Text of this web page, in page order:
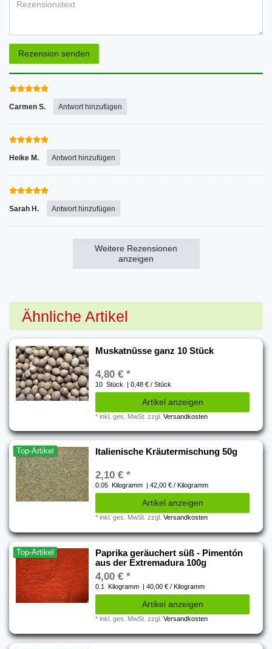
Rezension senden
Carmen S. Antwort hinzufügen
Heike M. Antwort hinzufügen
Sarah H. Antwort hinzufügen
Weitere Rezensionen
anzeigen
Ähnliche Artikel
Muskatnüsse ganz 10 Stück
4,80 € *
10 Stück | 0,48 € / Stück
Artikel anzeigen
*inkl. ges. MwSt. zzgl.Versandkosten
Top-Artikel Italienische Kräutermischung 50g
2,10 € *
0.05 Kilogramm | 42,00 € / Kilogramm
Artikel anzeigen
*inkl. ges. MwSt. zzgl.Versandkosten
Top-Artikel
Paprika geräuchert süß - Pimentón
aus der Extremadura 100g
4,00 € *
0.1 Kilogramm | 40,00 € / Kilogramm
Artikel anzeigen
*inkl. ges. MwSt. zzgl.Versandkosten